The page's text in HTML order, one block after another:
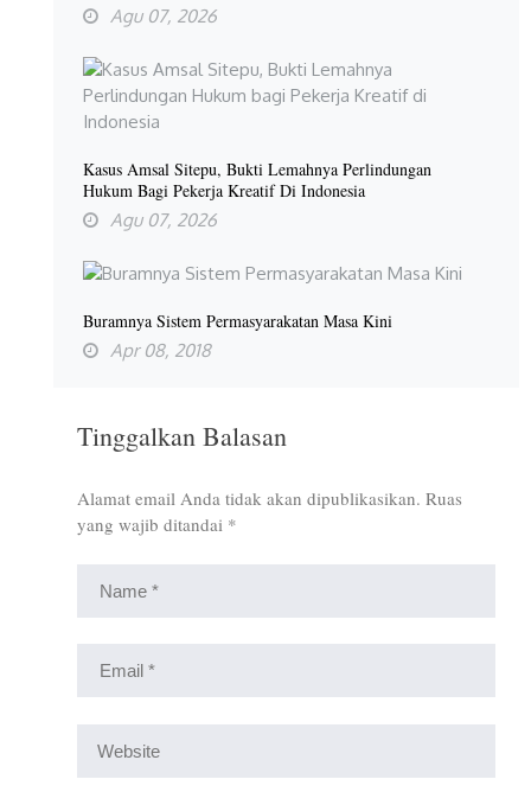
Agu 07, 2026
Kasus Amsal Sitepu, Bukti Lemahnya Perlindungan
Hukum Bagi Pekerja Kreatif Di Indonesia
Agu 07, 2026
Buramnya Sistem Permasyarakatan Masa Kini
Apr 08, 2018
Tinggalkan Balasan
Alamat email Anda tidak akan dipublikasikan. Ruas
yang wajib ditandai *